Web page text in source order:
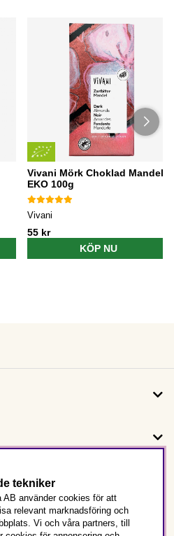
Vivani Mörk Choklad Mandel
EKO 100g
Vivani
55 kr
KÖP NU
tekniker
AB använder cookies för att
relevant marknadsföring och
Vi och våra partners, till